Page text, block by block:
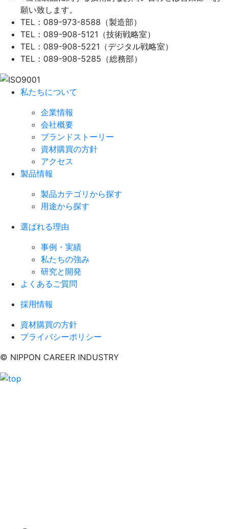
願い致します。
TEL：089-973-8588（製造部）
TEL：089-908-5121（技術戦略室）
TEL：089-908-5221（デジタル戦略室）
TEL：089-908-5285（総務部）
私たちについて
企業情報
会社概要
ブランドストーリー
資材購買の方針
アクセス
製品情報
製品カテゴリから探す
用途から探す
選ばれる理由
事例・実績
私たちの強み
研究と開発
よくあるご質問
採用情報
資材購買の方針
プライバシーポリシー
© NIPPON CAREER INDUSTRY